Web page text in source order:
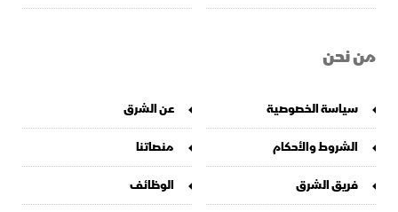
من نحن
سياسة الخصوصية
عن الشرق
الشروط والأحكام
منصاتنا
فريق الشرق
الوظائف